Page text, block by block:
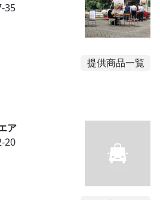
35
提供商品一覧
ア
20